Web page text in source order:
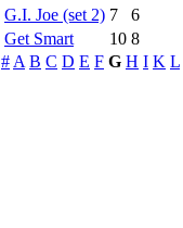
G.I. Joe (set 2) 7
6
Get Smart
10 8
# A B C D E F G H I K L